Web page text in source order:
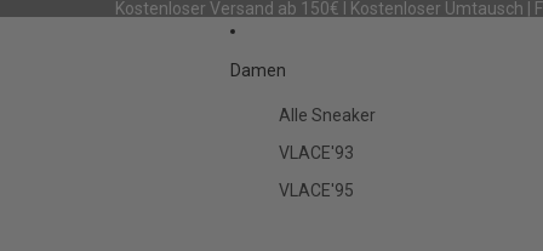
Kostenloser Versand ab 150€ I Kostenloser Umtausch |
Damen
Alle Sneaker
VLACE'93
VLACE'95